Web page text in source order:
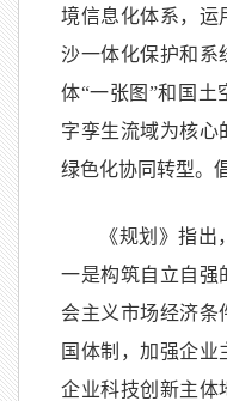
境信息化体系，运
沙一体化保护和系
体“一张图”和国土
字孪生流域为核心
绿色化协同转型。
《规划》指出
一是构筑自立自强
会主义市场经济条
国体制，加强企
企业科技创新主体